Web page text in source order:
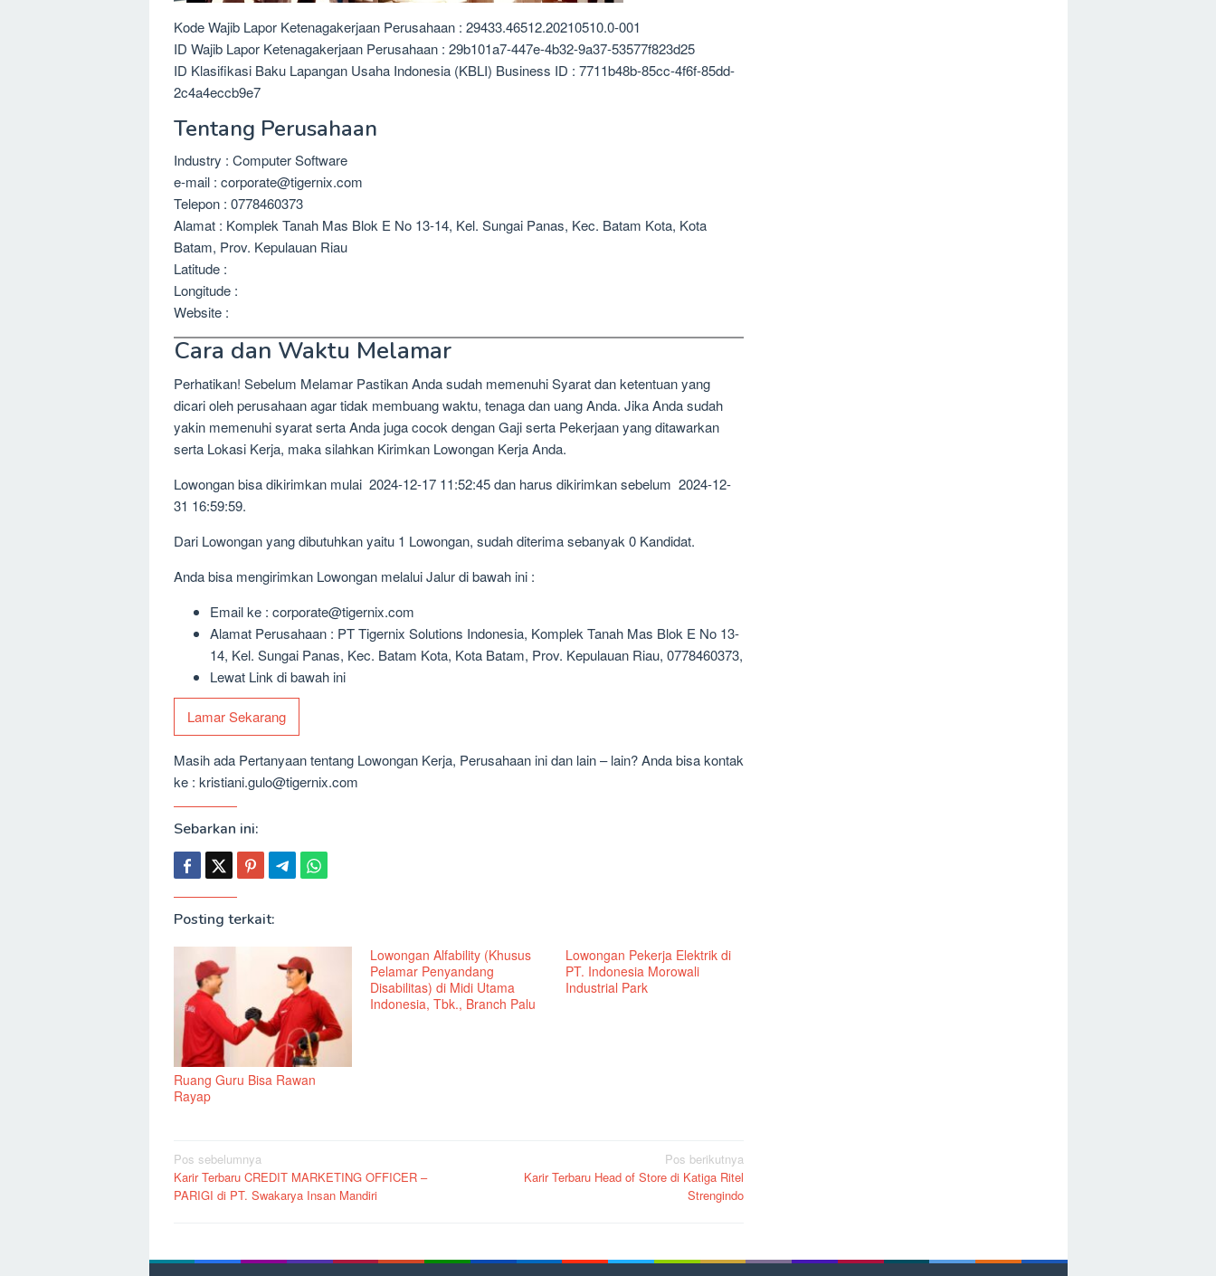
Kode Wajib Lapor Ketenagakerjaan Perusahaan : 29433.46512.20210510.0-001
ID Wajib Lapor Ketenagakerjaan Perusahaan : 29b101a7-447e-4b32-9a37-53577f823d25
ID Klasifikasi Baku Lapangan Usaha Indonesia (KBLI) Business ID : 7711b48b-85cc-4f6f-85dd-
2c4a4eccb9e7
Tentang Perusahaan
Industry : Computer Software
e-mail : corporate@tigernix.com
Telepon : 0778460373
Alamat : Komplek Tanah Mas Blok E No 13-14, Kel. Sungai Panas, Kec. Batam Kota, Kota
Batam, Prov. Kepulauan Riau
Latitude :
Longitude :
Website :
Cara dan Waktu Melamar
Perhatikan! Sebelum Melamar Pastikan Anda sudah memenuhi Syarat dan ketentuan yang
dicari oleh perusahaan agar tidak membuang waktu, tenaga dan uang Anda. Jika Anda sudah
yakin memenuhi syarat serta Anda juga cocok dengan Gaji serta Pekerjaan yang ditawarkan
serta Lokasi Kerja, maka silahkan Kirimkan Lowongan Kerja Anda.
Lowongan bisa dikirimkan mulai 2024-12-17 11:52:45 dan harus dikirimkan sebelum 2024-12-
31 16:59:59.
Dari Lowongan yang dibutuhkan yaitu 1 Lowongan, sudah diterima sebanyak 0 Kandidat.
Anda bisa mengirimkan Lowongan melalui Jalur di bawah ini :
Email ke : corporate@tigernix.com
Alamat Perusahaan : PT Tigernix Solutions Indonesia, Komplek Tanah Mas Blok E No 13-
14, Kel. Sungai Panas, Kec. Batam Kota, Kota Batam, Prov. Kepulauan Riau, 0778460373,
Lewat Link di bawah ini
Lamar Sekarang
Masih ada Pertanyaan tentang Lowongan Kerja, Perusahaan ini dan lain – lain? Anda bisa kontak
ke : kristiani.gulo@tigernix.com
Sebarkan ini:
Posting terkait:
Ruang Guru Bisa Rawan
Rayap
Lowongan Alfability (Khusus
Pelamar Penyandang
Disabilitas) di Midi Utama
Indonesia, Tbk., Branch Palu
Lowongan Pekerja Elektrik di
PT. Indonesia Morowali
Industrial Park
Navigasi
pos
Pos sebelumnya
Karir Terbaru CREDIT MARKETING OFFICER –
PARIGI di PT. Swakarya Insan Mandiri
Pos berikutnya
Karir Terbaru Head of Store di Katiga Ritel
Strengindo